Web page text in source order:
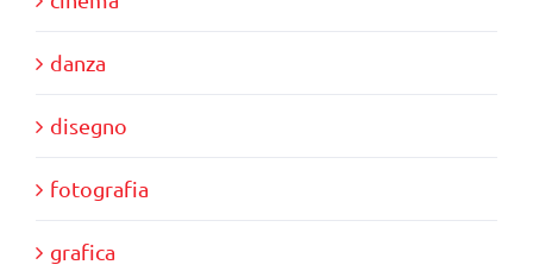
danza
disegno
fotografia
grafica